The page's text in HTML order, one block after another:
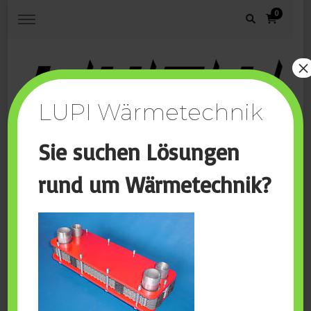
0
Your way to precision …
Pulverbeschichtung
Pulverbeschichtung
LUPI Wärmetechnik
Sie suchen Lösungen
rund um Wärmetechnik?
×